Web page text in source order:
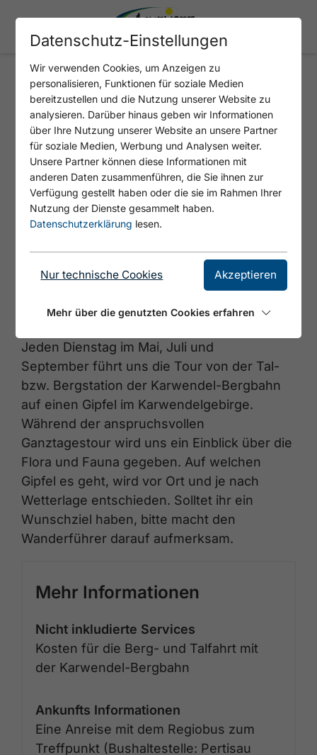
Gipfelerlebnis Karwendel
© Achensee Tourismus
Jeden Dienstag im Mai, Juli und
September führt uns die Tour von der Tal-
bzw. Bergstation der Karwendel-Bergbahn
auf einen Gipfel im Karwendelgebirge.
Während der anspruchsvollen
Ganztagestour wird uns ein Einblick über die
Flora und Fauna gegeben. Auf welchen
Gipfel es geht, wird vor Ort und je nach
Wetterlage entschieden. Solltet ihr ein
Wunschziel haben, bitte macht den
Wanderführer darauf aufmerksam.
Mehr Informationen
Nicht inkludierte Services
Kosten für die Berg- und Talfahrt mit
der Karwendel-Bergbahn
Ankunfts Informationen
Eine Anreise mit dem Regiobus zum
Treffpunkt (Bushaltestelle: Pertisau
Datenschutz-Einstellungen
Wir verwenden Cookies, um Anzeigen zu
personalisieren, Funktionen für soziale Medien
bereitzustellen und die Nutzung unserer Website zu
analysieren. Darüber hinaus geben wir Informationen
über Ihre Nutzung unserer Website an unsere Partner
für soziale Medien, Werbung und Analysen weiter.
Unsere Partner können diese Informationen mit
anderen Daten zusammenführen, die Sie ihnen zur
Verfügung gestellt haben oder die sie im Rahmen Ihrer
Nutzung der Dienste gesammelt haben.
Datenschutzerklärung lesen.
Nur technische Cookies Akzeptieren
Mehr über die genutzten Cookies erfahren